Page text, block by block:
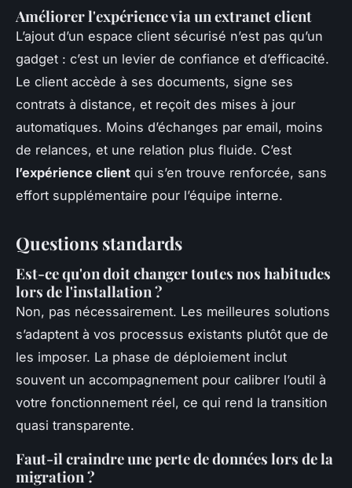
Améliorer l'expérience via un extranet client
L’ajout d’un espace client sécurisé n’est pas qu’un
gadget : c’est un levier de confiance et d’efficacité.
Le client accède à ses documents, signe ses
contrats à distance, et reçoit des mises à jour
automatiques. Moins d’échanges par email, moins
de relances, et une relation plus fluide. C’est
l’expérience client qui s’en trouve renforcée, sans
effort supplémentaire pour l’équipe interne.
Questions standards
Est-ce qu'on doit changer toutes nos habitudes
lors de l'installation ?
Non, pas nécessairement. Les meilleures solutions
s’adaptent à vos processus existants plutôt que de
les imposer. La phase de déploiement inclut
souvent un accompagnement pour calibrer l’outil à
votre fonctionnement réel, ce qui rend la transition
quasi transparente.
Faut-il craindre une perte de données lors de la
migration ?